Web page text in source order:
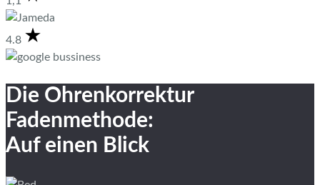
4.8
Die Ohrenkorrektur
Fadenmethode:
Auf einen Blick